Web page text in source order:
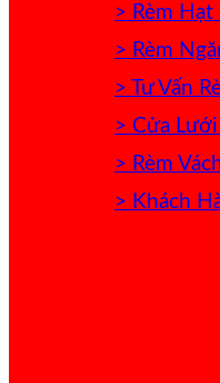
> Rèm Hạt
> Rèm
> Tư Vấn
> Cửa
> Rèm
> Khách